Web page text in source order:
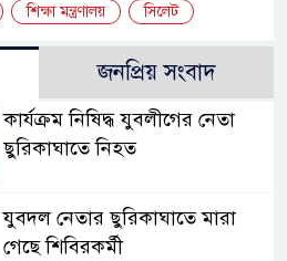
শিক্ষা মন্ত্রণালয় সিলেট
জনপ্রিয় সংবাদ
কার্যক্রম নিষিদ্ধ যুবলীগের নেতা
ছুরিকাঘাতে নিহত
যুবদল নেতার ছুরিকাঘাতে মারা
গেছে শিবিরকর্মী